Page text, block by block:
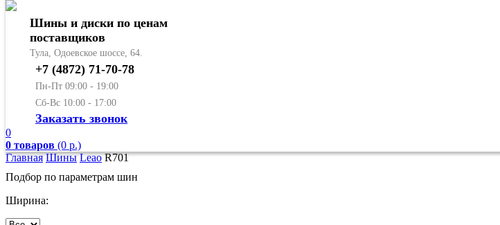
Шины и диски по ценам
поставщиков
Тула, Одоевское шоссе, 64.
+7 (4872) 71-70-78
Пн-Пт 09:00 - 19:00
Сб-Вс 10:00 - 17:00
Заказать звонок
0
0 товаров (0 р.)
Главная Шины LeaoR701
Подбор по параметрам шин
Ширина: